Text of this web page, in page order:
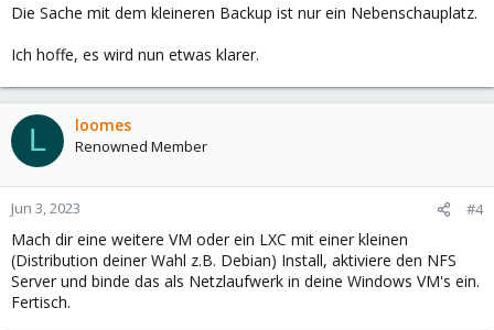
Die Sache mit dem kleineren Backup ist nur ein Nebenschauplatz.
Ich hoffe, es wird nun etwas klarer.
L loomes
Renowned Member
Jun 3, 2023 #4
Mach dir eine weitere VM oder ein LXC mit einer kleinen
(Distribution deiner Wahl z.B. Debian) Install, aktiviere den NFS
Server und binde das als Netzlaufwerk in deine Windows VM's ein.
Fertisch.